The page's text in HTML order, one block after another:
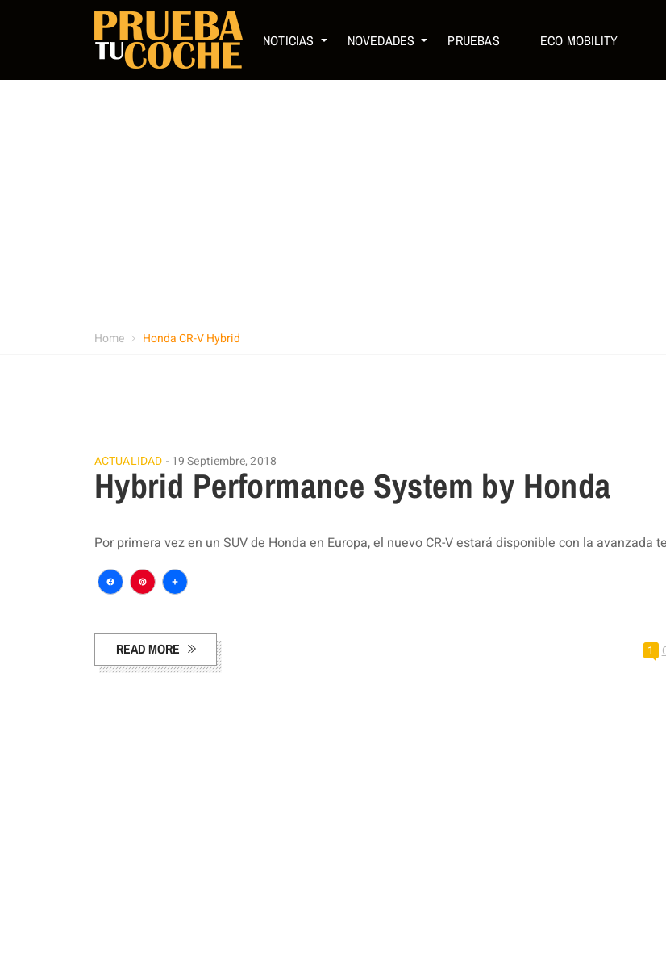
NOTICIAS NOVEDADES PRUEBAS ECO MOBILITY
Home Honda CR-V Hybrid
ACTUALIDAD 19 Septiembre, 2018
Hybrid Performance System by Honda
Por primera vez en un SUV de Honda en Europa, el nuevo CR-V estará disponible con la avanzada
Facebook
Pinterest
Compartir
READ MORE 1